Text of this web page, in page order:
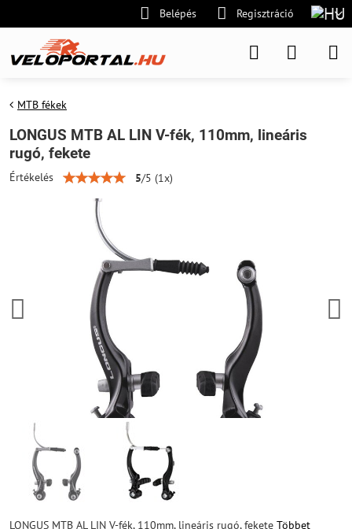
Belépés Regisztráció
MTB fékek
LONGUS MTB AL LIN V-fék, 110mm, lineáris
rugó, fekete
Értékelés 5/5 (1x)
LONGUS MTB AL LIN V-fék, 110mm, lineáris rugó, fekete Többet